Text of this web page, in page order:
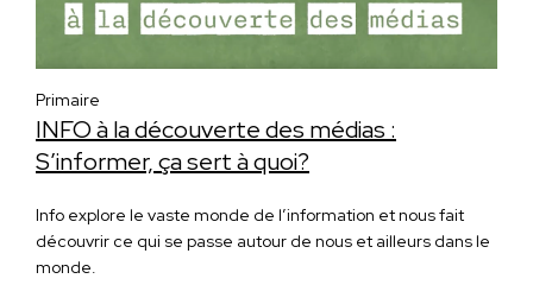
INFO à la découverte des médias :
S’informer, ça sert à quoi?
Info explore le vaste monde de l’information et nous fait
découvrir ce qui se passe autour de nous et ailleurs dans le
monde.
Primaire